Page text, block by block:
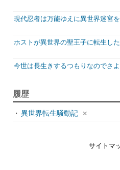
現代忍者は万能ゆえに異世界迷宮
ホストが異世界の聖王子に転生し
今世は長生きするつもりなのでさ
ジュリとエレナの森の相談所 ~付与
天才悪女は嘘を見破る2
履歴
・ 異世界転生騒動記
サイトマ